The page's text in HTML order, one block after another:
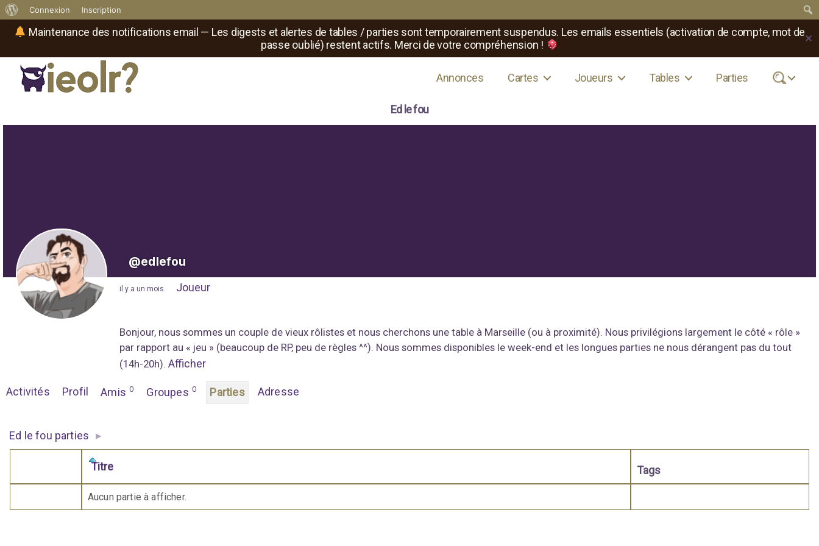
Maintenance des notifications email — Les digests et alertes de tables / parties sont temporairement suspendus. Les emails essentiels (activation de compte, mot de
passe oublié) restent actifs. Merci de votre compréhension !
✕
propos
WordPress
Connexion Inscription
où
Annonces Cartes Joueurs Tables Parties .
Ed le fou
@edlefou
il y a un mois Joueur
Bonjour, nous sommes un couple de vieux rôlistes et nous cherchons une table à Marseille (ou à proximité). Nous privilégions largement le côté « rôle »
par rapport au « jeu » (beaucoup de RP, peu de règles ^^). Nous sommes disponibles le week-end et les longues parties ne nous dérangent pas du tout
(14h-20h). Afficher
Activités Profil Amis 0 Groupes 0 Parties Adresse
Ed le fou parties ▸
Comporte des pièces jointes
Titre Tags
Aucun partie à afficher.